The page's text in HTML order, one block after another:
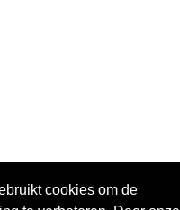
cookies om de